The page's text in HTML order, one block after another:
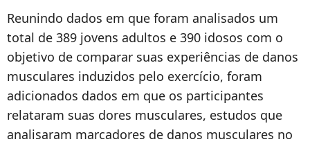
Reunindo dados em que foram analisados um
total de 389 jovens adultos e 390 idosos com o
objetivo de comparar suas experiências de danos
musculares induzidos pelo exercício, foram
adicionados dados em que os participantes
relataram suas dores musculares, estudos que
analisaram marcadores de danos musculares no